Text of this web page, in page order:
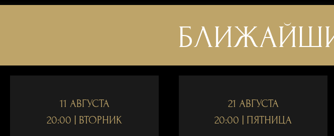
11 АВГУСТА
20:00 | ВТОРНИК
21 АВГУСТА
20:00 | ПЯТНИЦА